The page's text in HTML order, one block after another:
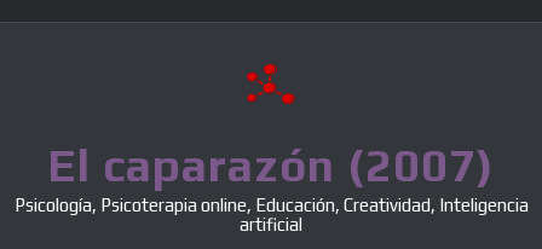
El caparazón (2007)
Psicología, Psicoterapia online, Educación, Creatividad, Inteligencia
artificial